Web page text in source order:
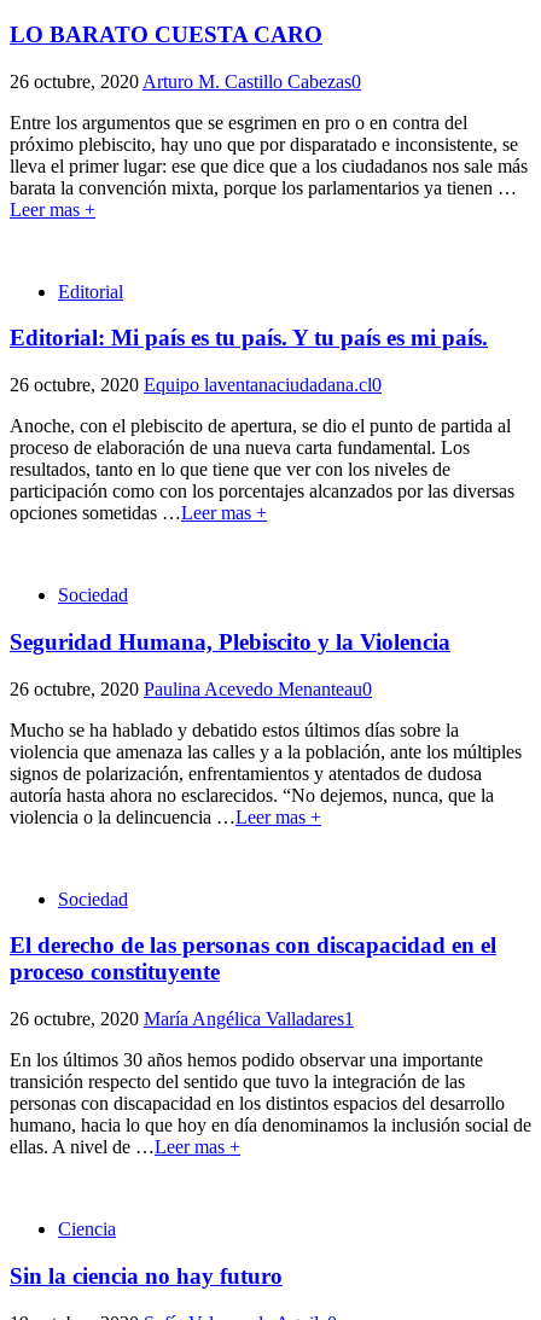
LO BARATO CUESTA CARO
26 octubre, 2020 Arturo M. Castillo Cabezas0
Entre los argumentos que se esgrimen en pro o en contra del
próximo plebiscito, hay uno que por disparatado e inconsistente, se
lleva el primer lugar: ese que dice que a los ciudadanos nos sale más
barata la convención mixta, porque los parlamentarios ya tienen …
Leer mas +
Editorial
Editorial: Mi país es tu país. Y tu país es mi país.
26 octubre, 2020 Equipo laventanaciudadana.cl0
Anoche, con el plebiscito de apertura, se dio el punto de partida al
proceso de elaboración de una nueva carta fundamental. Los
resultados, tanto en lo que tiene que ver con los niveles de
participación como con los porcentajes alcanzados por las diversas
opciones sometidas …Leer mas +
Sociedad
Seguridad Humana, Plebiscito y la Violencia
26 octubre, 2020 Paulina Acevedo Menanteau0
Mucho se ha hablado y debatido estos últimos días sobre la
violencia que amenaza las calles y a la población, ante los múltiples
signos de polarización, enfrentamientos y atentados de dudosa
autoría hasta ahora no esclarecidos. “No dejemos, nunca, que la
violencia o la delincuencia …Leer mas +
Sociedad
El derecho de las personas con discapacidad en el
proceso constituyente
26 octubre, 2020 María Angélica Valladares1
En los últimos 30 años hemos podido observar una importante
transición respecto del sentido que tuvo la integración de las
personas con discapacidad en los distintos espacios del desarrollo
humano, hacia lo que hoy en día denominamos la inclusión social de
ellas. A nivel de …Leer mas +
Ciencia
Sin la ciencia no hay futuro